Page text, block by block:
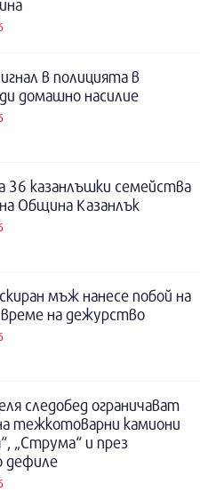
в полицията в
домашно насилие
36 казанлъшки семейства
Община Казанлък
мъж нанесе побой на
на дежурство
следобед ограничават
тежкотоварни камиони
„Струма“ и през
дефиле